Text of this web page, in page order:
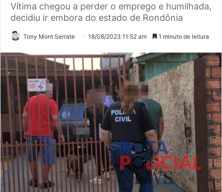
Vítima chegou a perder o emprego e humilhada,
decidiu ir embora do estado de Rondônia
Tony Mont Serrate 18/08/2023 11:52 am 1 minuto de leitura